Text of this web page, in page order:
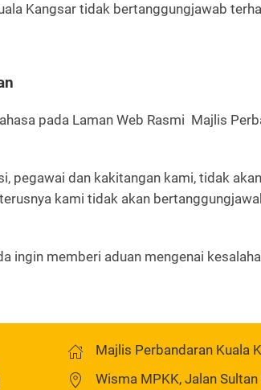
Kangsar tidak bertanggungjawab
pada Laman Web Rasmi Majlis
pegawai dan kakitangan kami, tidak
kami tidak akan
ingin memberi aduan mengenai
Majlis Perbandaran Kuala
Wisma MPKK, Jalan